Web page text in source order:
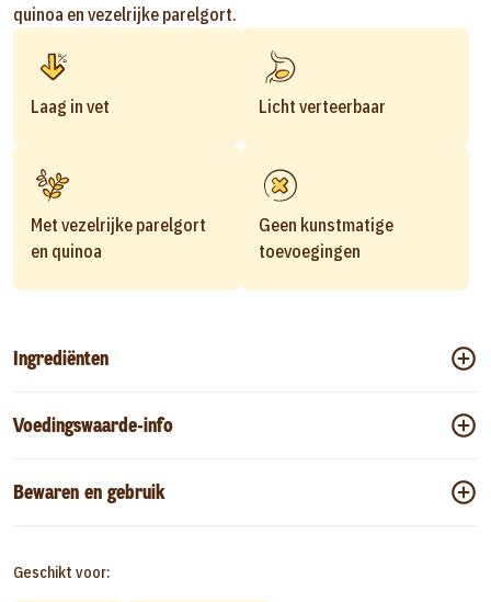
quinoa en vezelrijke parelgort.
Laag in vet Licht verteerbaar
Met vezelrijke parelgort
en quinoa
Geen kunstmatige
toevoegingen
Ingrediënten
Voedingswaarde-info
Bewaren en gebruik
Geschikt voor: